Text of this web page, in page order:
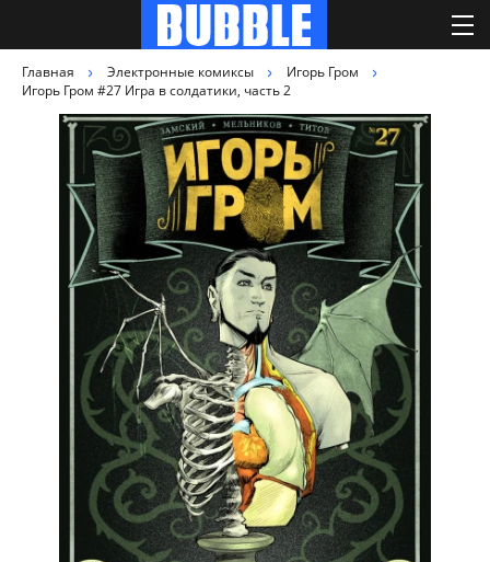
Главная Электронные комиксы
Игорь Гром
Игорь Гром #27 Игра в солдатики, часть 2